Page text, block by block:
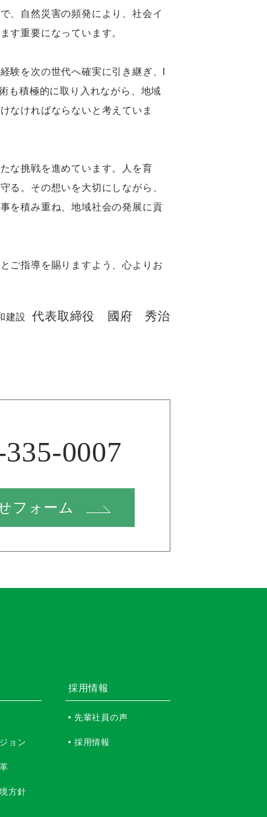
、自然災害の頻発により、社会イ
す重要になっています。
験を次の世代へ確実に引き継ぎ、I
も積極的に取り入れながら、地域
なければならないと考えていま
な挑戦を進めています。人を育
る。その想いを大切にしながら、
を積み重ね、地域社会の発展に貢
ご指導を賜りますよう、心よりお
建設 代表取締役 國府 秀治
0007
フォーム
ョン
方針
採用情報
先輩社員の声
採用情報